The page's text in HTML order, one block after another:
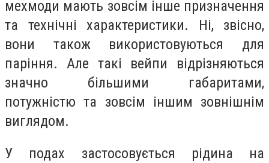
мехмоди мають зовсім інше призначення
та технічні характеристики. Ні, звісно,
вони також використовуються для
паріння. Але такі вейпи відрізняються
значно більшими габаритами,
потужністю та зовсім іншим зовнішнім
виглядом.
У подах застосовується рідина на